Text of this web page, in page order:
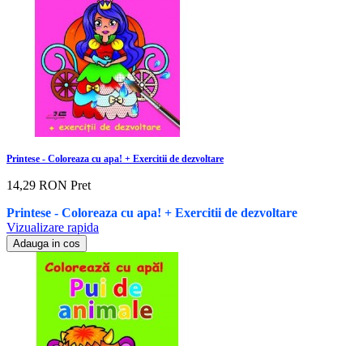
Printese - Coloreaza cu apa! + Exercitii de dezvoltare
14,29 RON Pret
Printese - Coloreaza cu apa! + Exercitii de dezvoltare
Vizualizare rapida
Adauga in cos